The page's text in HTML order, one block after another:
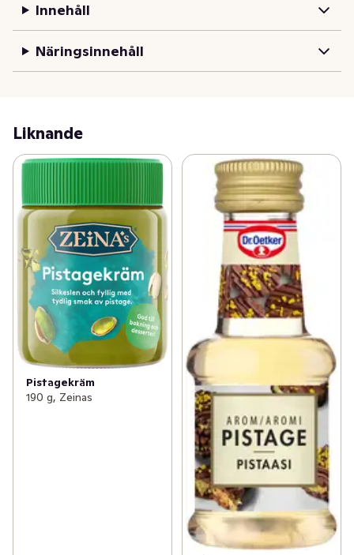
Innehåll
Näringsinnehåll
Liknande
Pistagekräm
190 g, Zeinas